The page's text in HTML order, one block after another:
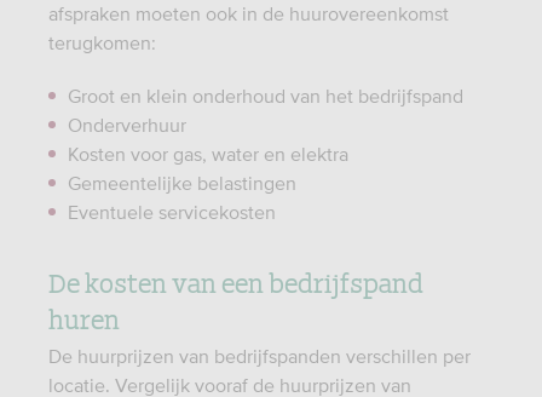
afspraken moeten ook in de huurovereenkomst
terugkomen:
Groot en klein onderhoud van het bedrijfspand
Onderverhuur
Kosten voor gas, water en elektra
Gemeentelijke belastingen
Eventuele servicekosten
De kosten van een bedrijfspand
huren
De huurprijzen van bedrijfspanden verschillen per
locatie. Vergelijk vooraf de huurprijzen van